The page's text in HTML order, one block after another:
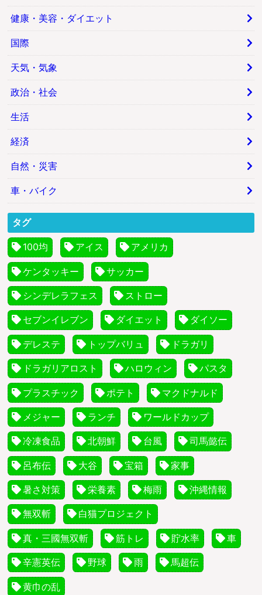
健康・美容・ダイエット
国際
天気・気象
政治・社会
生活
経済
自然・災害
車・バイク
タグ
100均 アイス アメリカ
ケンタッキー サッカー
シンデレラフェス ストロー
セブンイレブン ダイエット ダイソー
デレステ トップバリュ ドラガリ
ドラガリアロスト ハロウィン パスタ
プラスチック ポテト マクドナルド
メジャー ランチ ワールドカップ
冷凍食品 北朝鮮 台風 司馬懿伝
呂布伝 大谷 宝箱 家事
暑さ対策 栄養素 梅雨 沖縄情報
無双斬 白猫プロジェクト
真・三國無双斬 筋トレ 貯水率 車
辛憲英伝 野球 雨 馬超伝
黄巾の乱